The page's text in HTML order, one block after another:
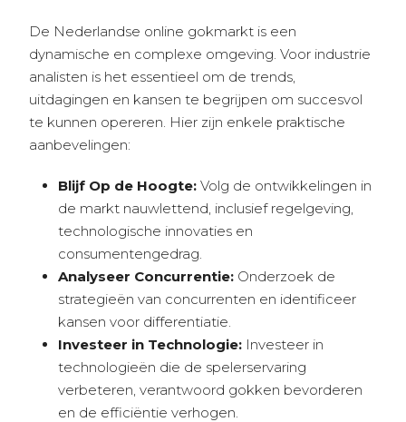
De Nederlandse online gokmarkt is een
dynamische en complexe omgeving. Voor industrie
analisten is het essentieel om de trends,
uitdagingen en kansen te begrijpen om succesvol
te kunnen opereren. Hier zijn enkele praktische
aanbevelingen:
Blijf Op de Hoogte: Volg de ontwikkelingen in
de markt nauwlettend, inclusief regelgeving,
technologische innovaties en
consumentengedrag.
Analyseer Concurrentie: Onderzoek de
strategieën van concurrenten en identificeer
kansen voor differentiatie.
Investeer in Technologie: Investeer in
technologieën die de spelerservaring
verbeteren, verantwoord gokken bevorderen
en de efficiëntie verhogen.